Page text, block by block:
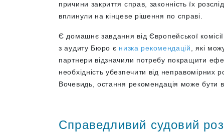
причини закриття справ, законність їх
вплинули на кінцеве рішення по справі.
Є домашнє завдання від Європейської
з аудиту Бюро є низка рекомендацій
, які
партнери відзначили потребу покращити
необхідність убезпечити від неправомірних
Вочевидь, остання рекомендація може
Справедливий судовий